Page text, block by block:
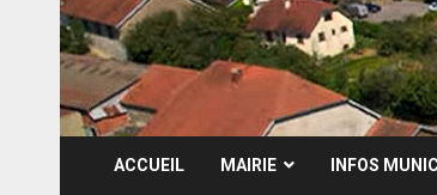
ACCUEIL MAIRIE INFOS